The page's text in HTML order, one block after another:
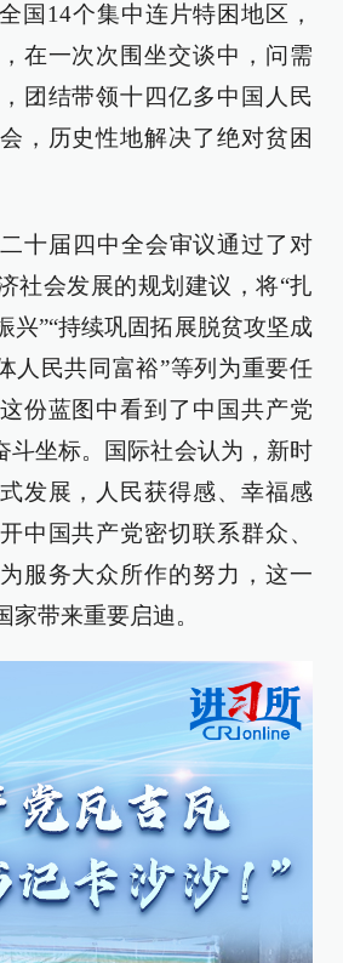
国14个集中连片特困地区，
在一次次围坐交谈中，问需
团结带领十四亿多中国人民
，历史性地解决了绝对贫困
十届四中全会审议通过了对
社会发展的规划建议，将“扎
兴”“持续巩固拓展脱贫攻坚成
人民共同富裕”等列为重要任
份蓝图中看到了中国共产党
斗坐标。国际社会认为，新时
发展，人民获得感、幸福感
中国共产党密切联系群众、
服务大众所作的努力，这一
带来重要启迪。